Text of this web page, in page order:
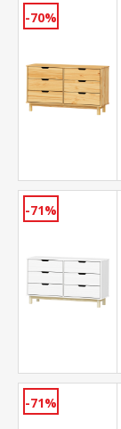
-70%
-71%
-71%